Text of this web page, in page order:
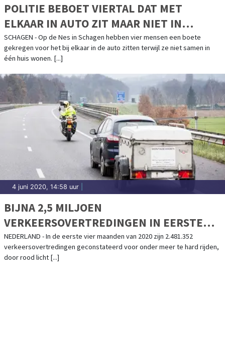
POLITIE BEBOET VIERTAL DAT MET
ELKAAR IN AUTO ZIT MAAR NIET IN
HETZELFDE HUIS WOONT
SCHAGEN - Op de Nes in Schagen hebben vier mensen een boete
gekregen voor het bij elkaar in de auto zitten terwijl ze niet samen in
één huis wonen. [...]
4 juni 2020, 14:58 uur
BIJNA 2,5 MILJOEN
VERKEERSOVERTREDINGEN IN EERSTE
VIER MAANDEN 2020
NEDERLAND - In de eerste vier maanden van 2020 zijn 2.481.352
verkeersovertredingen geconstateerd voor onder meer te hard rijden,
door rood licht [...]